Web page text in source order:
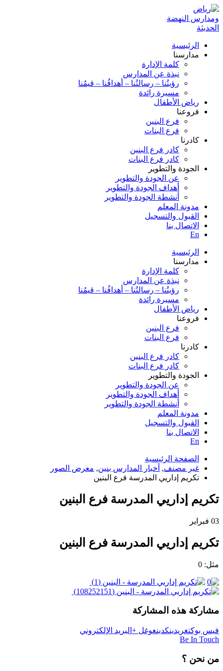
الرئيسية
مدارسنا
كلمة الإدارة
نبذة عن المدارس
رؤيتُنا – رسالتُنا – أهدافُنا – قيمُنا
مسيرة رائدة
رياض الأطفال
فروعنا
فرع البنين
فرع البنات
كادرنا
كادر فرع البنين
كادر فرع البنات
الجودة والتطوير
عن الجودة والتطوير
أهداف الجودة والتطوير
أنشطة الجودة والتطوير
مدونة المعلم
القبول والتسجيل
الاتصال بنا
En
الرئيسية
مدارسنا
كلمة الإدارة
نبذة عن المدارس
رؤيتُنا – رسالتُنا – أهدافُنا – قيمُنا
مسيرة رائدة
رياض الأطفال
فروعنا
فرع البنين
فرع البنات
كادرنا
كادر فرع البنين
كادر فرع البنات
الجودة والتطوير
عن الجودة والتطوير
أهداف الجودة والتطوير
أنشطة الجودة والتطوير
مدونة المعلم
القبول والتسجيل
الاتصال بنا
En
الصفحة الرئيسية
غير مصنف, أخبار المدارس بنين, معرض الصور
تكريم إداريي المدرسة فرع البنين
تكريم إداريي المدرسة فرع البنين
03 فبراير
تكريم إداريي المدرسة فرع البنين
مثل: 0
مشاركة هذه المشاركة
فيس بوكتغريدينكدينغوغل + البريد الإلكتروني
Be In Touch
من نحن ؟